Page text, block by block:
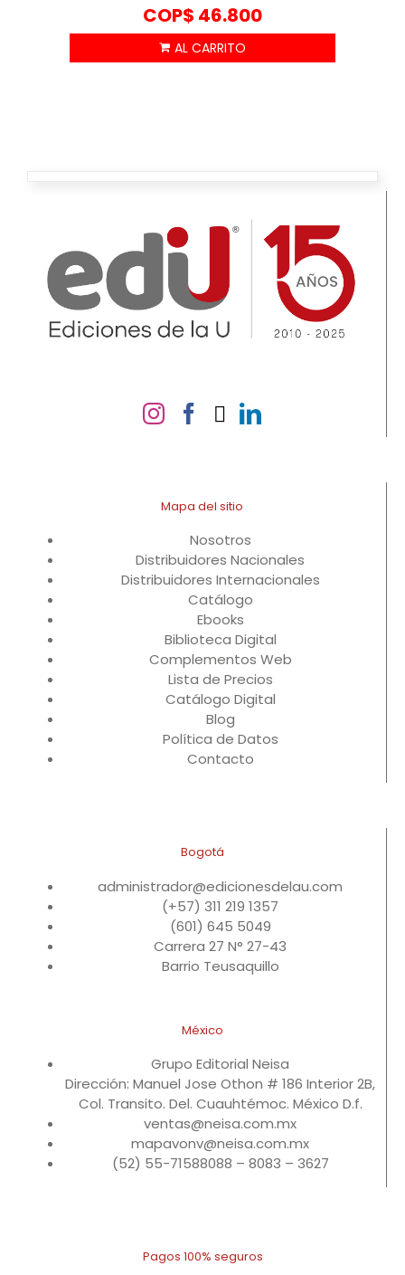
COP$ 46.800
Mapa del sitio
Nosotros
Distribuidores Nacionales
Distribuidores Internacionales
Catálogo
Ebooks
Biblioteca Digital
Complementos Web
Lista de Precios
Catálogo Digital
Blog
Política de Datos
Contacto
Bogotá
administrador@edicionesdelau.com
(+57) 311 219 1357
(601) 645 5049
Carrera 27 N° 27-43
Barrio Teusaquillo
México
Grupo Editorial Neisa
Dirección: Manuel Jose Othon # 186 Interior 2B,
Col. Transito. Del. Cuauhtémoc. México D.f.
ventas@neisa.com.mx
mapavonv@neisa.com.mx
(52) 55-71588088 – 8083 – 3627
Pagos 100% seguros